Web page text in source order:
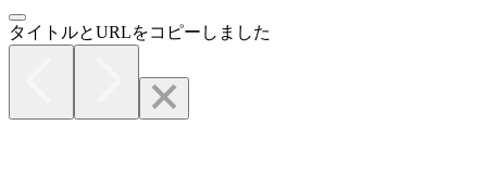
タイトルとURLをコピーしました